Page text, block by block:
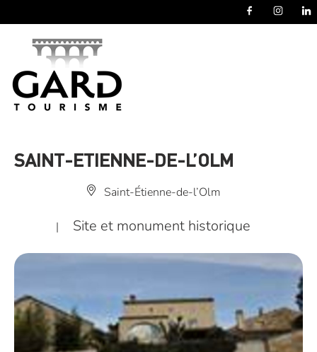
SAINT-ETIENNE-DE-L’OLM
Saint-Étienne-de-l’Olm
| Site et monument historique